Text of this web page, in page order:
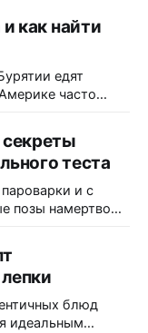
с составом на
как найти
едят
часто
их
адаптирует
на трассах
без
секреты
теста
и с
позы намертво
Статистика
60% новичков
первом
блюд
идеальным